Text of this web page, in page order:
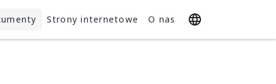
Strony internetowe O nas